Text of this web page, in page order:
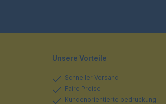
Unsere Vorteile
Schneller Versand
Faire Preise
Kundenorientierte bedruckung